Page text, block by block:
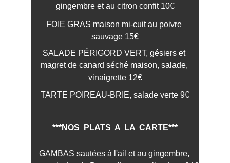
gingembre et au citron confit 10€
FOIE GRAS maison mi-cuit au poivre
sauvage 15€
SALADE PÉRIGORD VERT, gésiers et
magret de canard séché maison, salade,
vinaigrette 12€
TARTE POIREAU-BRIE, salade verte 9€
***NOS  PLATS  A  LA  CARTE***
GAMBAS sautées à l'ail et au gingembre,